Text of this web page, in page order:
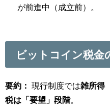
が前進中（成立前）。
ビットコイン税金
要約： 現行制度では雑所得
税は「要望」段階。